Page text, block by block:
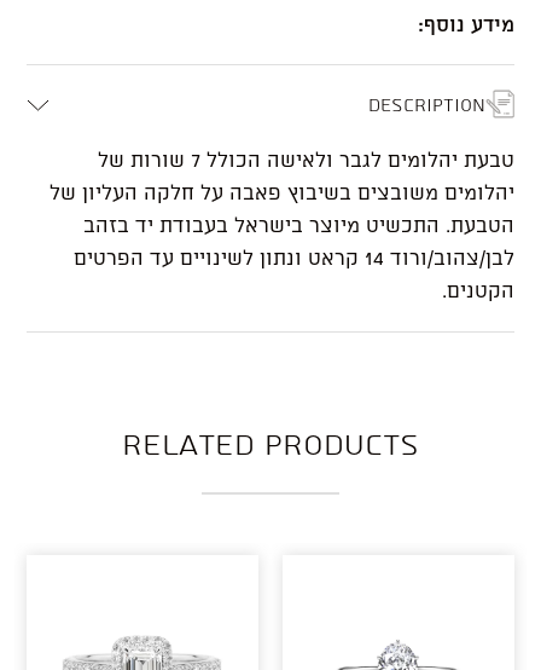
מידע נוסף:
Description
טבעת יהלומים לגבר ולאישה הכולל 7 שורות של
יהלומים משובצים בשיבוץ פאבה על חלקה העליון של
הטבעת. התכשיט מיוצר בישראל בעבודת יד בזהב
לבן/צהוב/ורוד 14 קראט ונתון לשינויים עד הפרטים
הקטנים.
Related products